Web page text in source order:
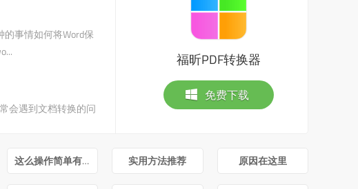
事情如何将Word保
会遇到文档转换的问
福昕PDF转换器
免费下载
这么操作简单有效 实用方法推荐 原因在这里